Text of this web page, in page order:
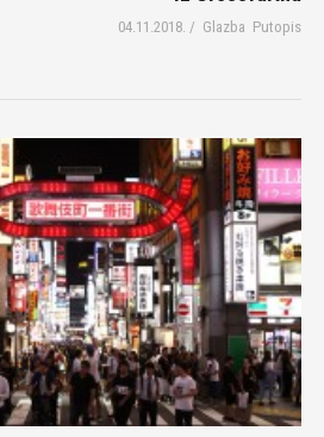
04.11.2018. / Glazba Putopis